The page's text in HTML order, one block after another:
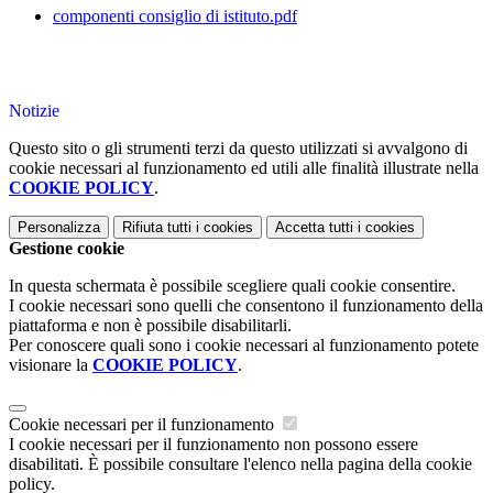
componenti consiglio di istituto.pdf
Notizie
Questo sito o gli strumenti terzi da questo utilizzati si avvalgono di
cookie necessari al funzionamento ed utili alle finalità illustrate nella
COOKIE POLICY.
Personalizza Rifiuta tutti i cookies Accetta tutti i cookies
Gestione cookie
In questa schermata è possibile scegliere quali cookie consentire.
I cookie necessari sono quelli che consentono il funzionamento della
piattaforma e non è possibile disabilitarli.
Per conoscere quali sono i cookie necessari al funzionamento potete
visionare la COOKIE POLICY.
Cookie necessari per il funzionamento
I cookie necessari per il funzionamento non possono essere
disabilitati. È possibile consultare l'elenco nella pagina della cookie
policy.